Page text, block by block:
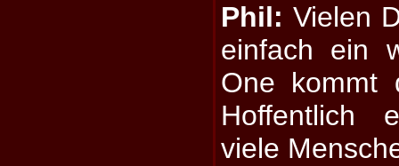
Phil: Vielen
einfach ein
One kommt
Hoffentlich
viele